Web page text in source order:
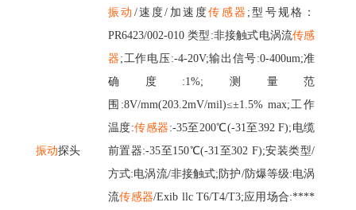
振动探头
振动 /速度/加速度传感器 ;型号规格：
PR6423/002-010 类型:非接触式电涡流传感
器 ;工作电压:-4-20V;输出信号:0-400um;准
确度:1%;测量范
围:8V/mm(203.2mV/mil)≤±1.5% max;工作
温度:传感器 :-35至200℃(-31至392 F);电缆
前置器:-35至150℃(-31至302 F);安装类型/
方式:电涡流/非接触式;防护/防爆等级:电涡
流传感器/Exib llc T6/T4/T3;应用场合:****